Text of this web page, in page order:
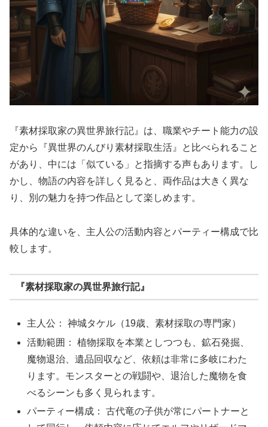
『素材採取家の異世界旅行記』は、職業やチート能力の設
定から『異世界のんびり素材採取生活』と比べられること
があり、中には「似ている」と指摘する声もあります。し
かし、物語の内容を詳しく見ると、両作品は大きく異な
り、別の魅力を持つ作品として楽しめます。
具体的な違いを、主人公の活動内容とパーティー構成で比
較します。
『素材採取家の異世界旅行記』
主人公： 神城タケル（19歳、素材採取の専門家）
活動範囲： 植物採取を本業としつつも、鉱石発掘、
魔物退治、遺品回収など、依頼は非常に多岐にわた
ります。モンスターとの戦闘や、退治した魔物を食
べるシーンも多く見られます。
パーティー構成： 古代竜の子供が常にパートナーと